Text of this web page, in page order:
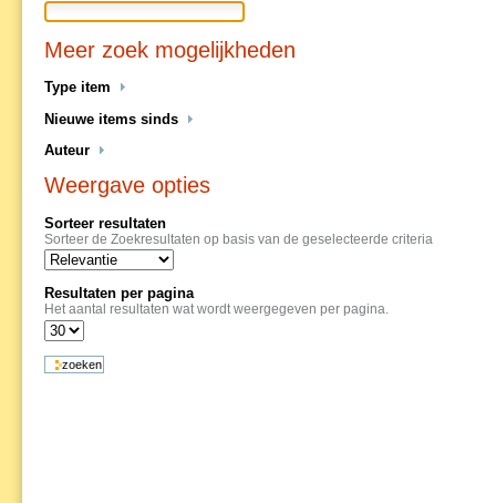
Meer zoek mogelijkheden
Type item
Nieuwe items sinds
Auteur
Weergave opties
Sorteer resultaten
Sorteer de Zoekresultaten op basis van de geselecteerde criteria
Resultaten per pagina
Het aantal resultaten wat wordt weergegeven per pagina.